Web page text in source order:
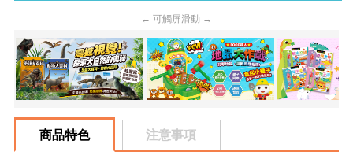
← 可觸屏滑動 →
商品特色 注意事項